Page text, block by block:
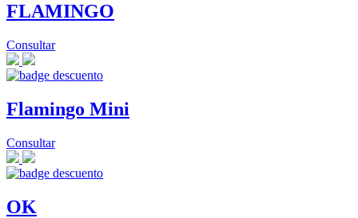
FLAMINGO
Consultar
Flamingo Mini
Consultar
OK